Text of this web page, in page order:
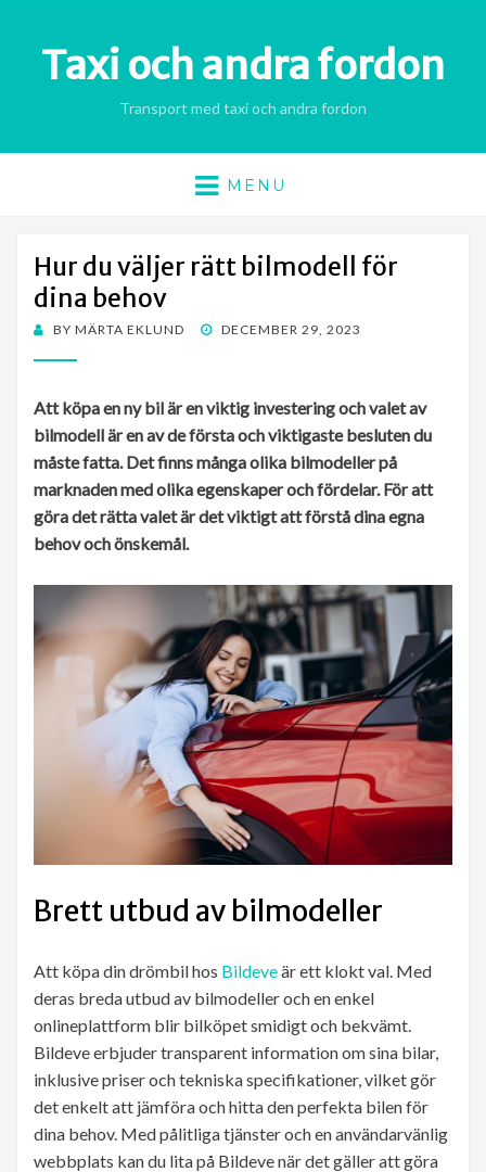
Taxi och andra fordon
Transport med taxi och andra fordon
MENU
Hur du väljer rätt bilmodell för
dina behov
BY MÄRTA EKLUND
POSTED
DECEMBER 29, 2023
Att köpa en ny bil är en viktig investering och valet av
bilmodell är en av de första och viktigaste besluten du
måste fatta. Det finns många olika bilmodeller på
marknaden med olika egenskaper och fördelar. För att
göra det rätta valet är det viktigt att förstå dina egna
behov och önskemål.
Brett utbud av bilmodeller
Att köpa din drömbil hos Bildeveär ett klokt val. Med
deras breda utbud av bilmodeller och en enkel
onlineplattform blir bilköpet smidigt och bekvämt.
Bildeve erbjuder transparent information om sina bilar,
inklusive priser och tekniska specifikationer, vilket gör
det enkelt att jämföra och hitta den perfekta bilen för
dina behov. Med pålitliga tjänster och en användarvänlig
webbplats kan du lita på Bildeve när det gäller att göra